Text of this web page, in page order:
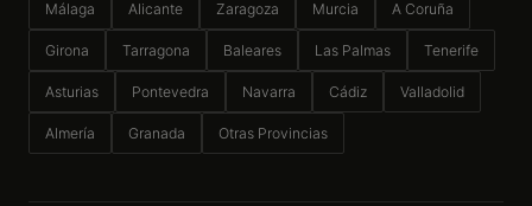
Málaga Alicante Zaragoza Murcia A Coruña
Girona Tarragona Baleares Las Palmas Tenerife
Asturias Pontevedra Navarra Cádiz Valladolid
Almería Granada Otras Provincias